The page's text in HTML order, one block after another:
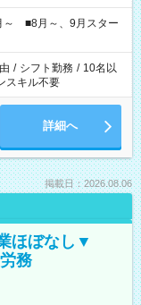
飯の準備がしたい」
希望を教えてください
で週40時間を超える場
～ ■8月～、9月スター
/ シフト勤務 / 10名以
スキル不要
詳細へ
掲載日：2026.08.06
ほぼなし▼
務